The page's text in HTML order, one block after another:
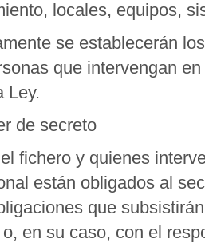
locales, equipos,
se establecerán
que intervengan
Ley.
de secreto
fichero y quienes
están obligados al
que
en su caso, con el